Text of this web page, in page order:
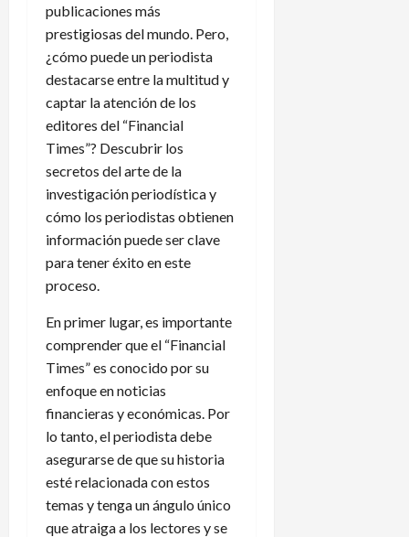
publicaciones más
prestigiosas del mundo. Pero,
¿cómo puede un periodista
destacarse entre la multitud y
captar la atención de los
editores del “Financial
Times”? Descubrir los
secretos del arte de la
investigación periodística y
cómo los periodistas obtienen
información puede ser clave
para tener éxito en este
proceso.
En primer lugar, es importante
comprender que el “Financial
Times” es conocido por su
enfoque en noticias
financieras y económicas. Por
lo tanto, el periodista debe
asegurarse de que su historia
esté relacionada con estos
temas y tenga un ángulo único
que atraiga a los lectores y se